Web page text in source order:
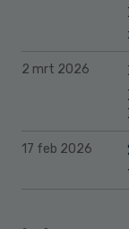
2 mrt 2026
17 feb 2026